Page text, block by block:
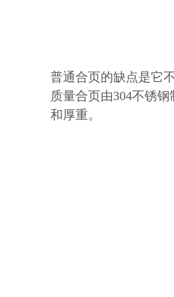
普通合页的缺点是它
质量合页由304不锈
和厚重。